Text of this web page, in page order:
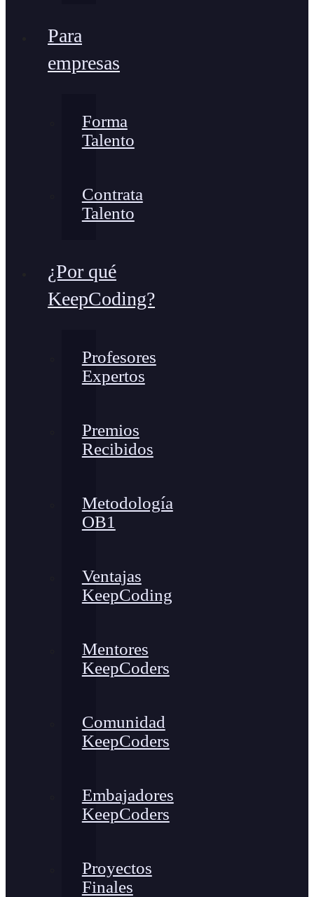
Para
empresas
Forma
Talento
Contrata
Talento
¿Por qué
KeepCoding?
Profesores
Expertos
Premios
Recibidos
Metodología
OB1
Ventajas
KeepCoding
Mentores
KeepCoders
Comunidad
KeepCoders
Embajadores
KeepCoders
Proyectos
Finales